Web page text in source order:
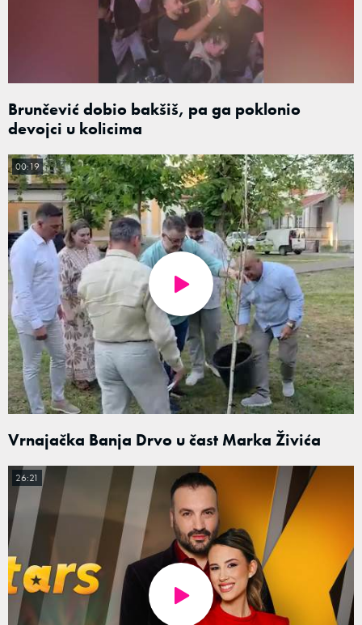
Brunčević dobio bakšiš, pa ga poklonio
devojci u kolicima
Vrnajačka Banja Drvo u čast Marka Živića
00:19
26:21